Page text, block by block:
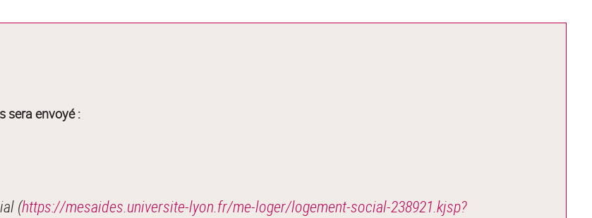
sera envoyé :
(https://mesaides.universite-lyon.fr/me-loger/logement-social-238921.kjsp?